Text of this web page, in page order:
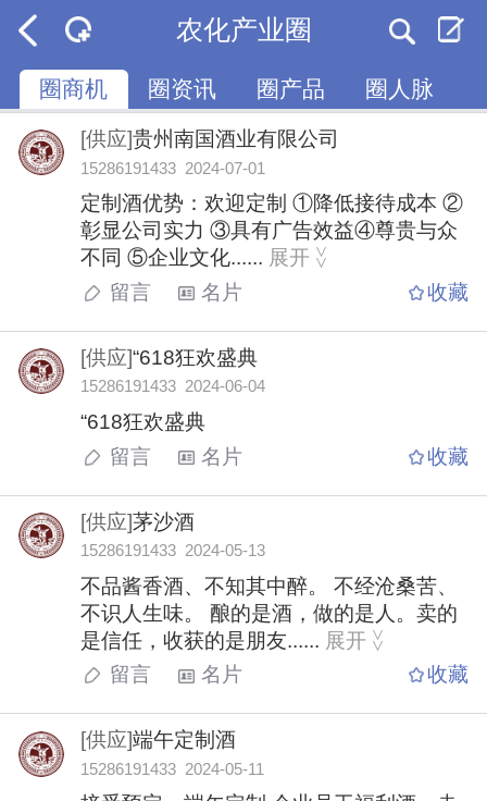
农化产业圈
圈商机 圈资讯 圈产品 圈人脉
[供应]贵州南国酒业有限公司
15286191433 2024-07-01
定制酒优势：欢迎定制 ①降低接待成本 ②
彰显公司实力 ③具有广告效益④尊贵与众
不同 ⑤企业文化...... 展开 >
>
留言 名片 收藏
[供应]“618狂欢盛典
15286191433 2024-06-04
“618狂欢盛典
留言
名片 收藏
[供应]茅沙酒
15286191433 2024-05-13
不品酱香酒、不知其中醉。 不经沧桑苦、
不识人生味。 酿的是酒，做的是人。卖的
是信任，收获的是朋友...... 展开 >
>
留言 名片 收藏
[供应]端午定制酒
15286191433 2024-05-11